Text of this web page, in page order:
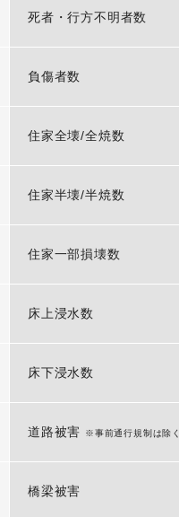
死者・行方不明者数
負傷者数
住家全壊/全焼数
住家半壊/半焼数
住家一部損壊数
床上浸水数
床下浸水数
道路被害 ※事前通行規制は除く
橋梁被害